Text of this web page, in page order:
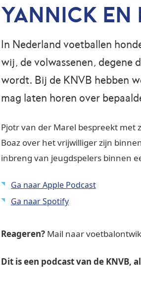
YANNICK EN
In Nederland voetballen
wij, de volwassenen, degene
wordt. Bij de KNVB hebben
mag laten horen over
Pjotr van der Marel bespreekt met
Boaz over het vrijwilliger zijn
inbreng van jeugdspelers binnen
Ga naar Apple Podcast
Ga naar Spotify
Reageren? Mail naar
Dit is een podcast van de KNVB,